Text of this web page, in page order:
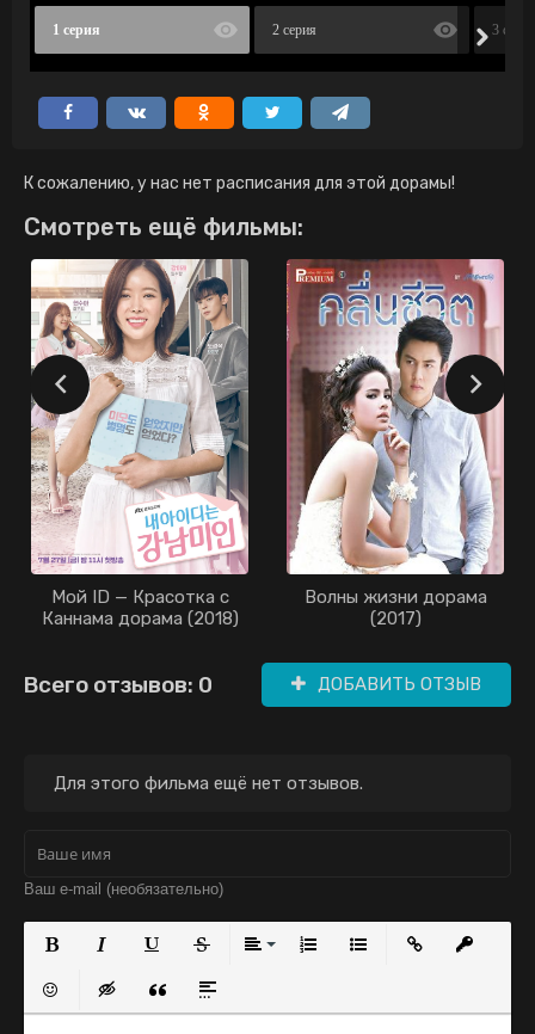
1 серия 2 серия 3 серия
К сожалению, у нас нет расписания для этой дорамы!
Смотреть ещё фильмы:
Мой ID — Красотка с
Каннама дорама (2018)
Волны жизни дорама
(2017)
Всего отзывов: 0 ДОБАВИТЬ ОТЗЫВ
Для этого фильма ещё нет отзывов.
Вставить смайлик
Вставка скрытого текста
Вставка цитаты
Вставка спойлера